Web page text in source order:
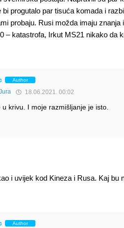
progutalo par tisuća komada i
probaju. Rusi možda imaju
– katastrofa, Irkut MS21 nikako da
Author
18.06.2021. 00:02
u krivu. I moje razmišljanje je isto.
i uvijek kod Kineza i Rusa. Kaj bu
Author